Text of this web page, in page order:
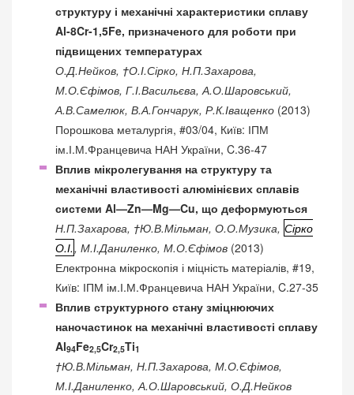
структуру і механічні характеристики сплаву
Al-8Cr-1,5Fe, призначеного для роботи при
підвищених температурах
О.Д.Нейков, †О.І.Сірко, Н.П.Захарова,
М.О.Єфімов, Г.І.Васильєва, А.О.Шаровський,
А.В.Самелюк, В.А.Гончарук, Р.К.Іващенко (2013)
Порошкова металургія, #03/04, Київ: ІПМ
ім.І.М.Францевича НАН України, C.36-47
Вплив мікролегування на структуру та
механічні властивості алюмінієвих сплавів
системи Al—Zn—Mg—Cu, що деформуються
Н.П.Захарова, †Ю.В.Мільман, О.О.Музика, Сірко
О.І., М.І.Даниленко, М.О.Єфімов (2013)
Електронна мікроскопія і міцність матеріалів, #19,
Київ: ІПМ ім.І.М.Францевича НАН України, C.27-35
Вплив структурного стану зміцнюючих
наночастинок на механічні властивості сплаву
Al94Fe2,5Cr2,5Ti1
†Ю.В.Мільман, Н.П.Захарова, М.О.Єфімов,
М.І.Даниленко, А.О.Шаровський, О.Д.Нейков